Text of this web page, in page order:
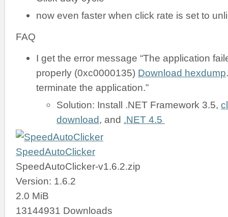
now even faster when click rate is set to
FAQ
I get the error message “The application
properly (0xc0000135) Download hexdump
terminate the application.”
Solution: Install .NET Framework 3.5,
download, and .NET 4.5
SpeedAutoClicker
SpeedAutoClicker-v1.6.2.zip
Version: 1.6.2
2.0 MiB
13144931 Downloads